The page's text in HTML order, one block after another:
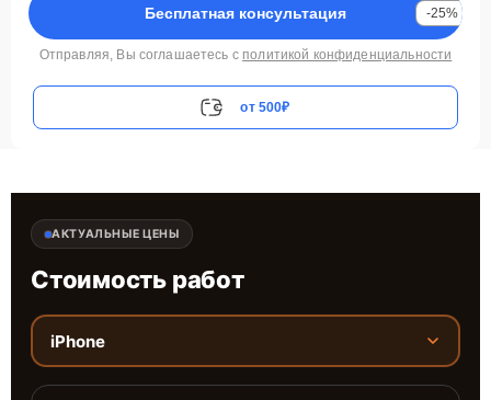
Бесплатная консультация -25%
Отправляя, Вы соглашаетесь с политикой конфиденциальности
от 500₽
АКТУАЛЬНЫЕ ЦЕНЫ
Стоимость работ
iPhone